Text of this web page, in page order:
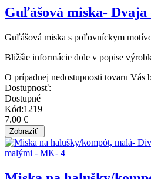
Guľášová miska-
Guľášová miska s poľovníckym
Bližšie informácie dole v popise
O prípadnej nedostupnosti tovaru Vás
Dostupnosť:
Dostupné
Kód:1219
7.00 €